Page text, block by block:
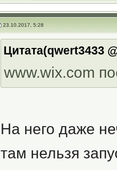
23.10.2017, 5:28
Цитата(qwert3433
www.wix.com
На него даже
там нельзя